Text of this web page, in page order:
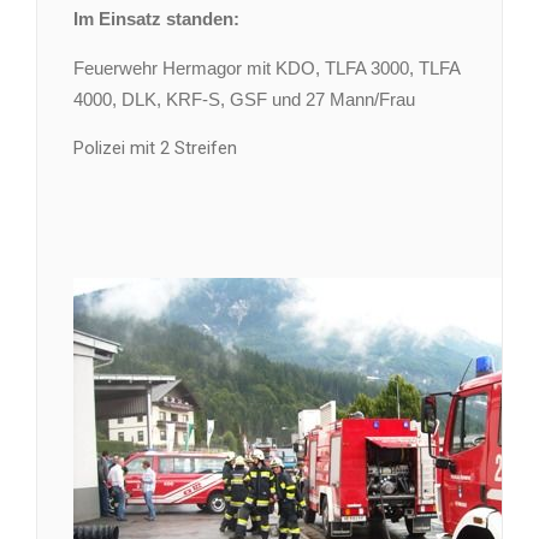
Im Einsatz standen:
Feuerwehr Hermagor mit KDO, TLFA 3000, TLFA
4000, DLK, KRF-S, GSF und 27 Mann/Frau
Polizei mit 2 Streifen